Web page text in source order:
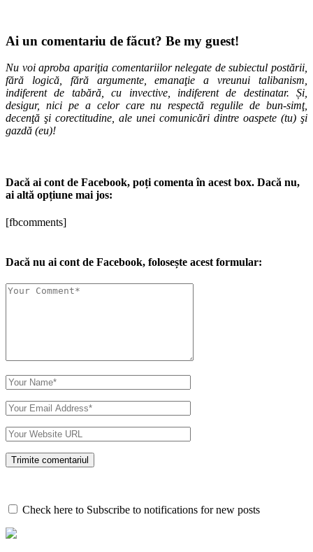
Ai un comentariu de făcut? Be my guest!
Nu voi aproba apariţia comentariilor nelegate de subiectul postării,
fără logică, fără argumente, emanaţie a vreunui talibanism,
indiferent de tabără, cu invective, indiferent de destinatar. Și,
desigur, nici pe a celor care nu respectă regulile de bun-simţ,
decenţă şi corectitudine, ale unei comunicări dintre oaspete (tu) şi
gazdă (eu)!
Dacă ai cont de Facebook, poți comenta în acest box. Dacă nu,
ai altă opțiune mai jos:
[fbcomments]
Dacă nu ai cont de Facebook, folosește acest formular:
Check here to Subscribe to notifications for new posts